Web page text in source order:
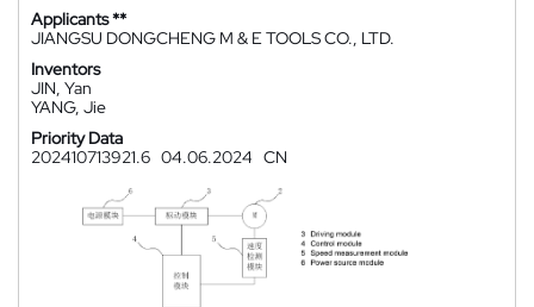
Applicants **
JIANGSU DONGCHENG M & E TOOLS CO., LTD.
Inventors
JIN, Yan
YANG, Jie
Priority Data
202410713921.6 04.06.2024 CN